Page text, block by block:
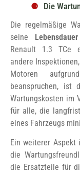
Die
Die regelmäßige
seine Lebensdauer
Renault 1.3 TCe
andere
Motoren
beanspruchen, ist
Wartungskosten im
für alle, die
eines Fahrzeugs
Ein weiterer
die
die Ersatzteile für